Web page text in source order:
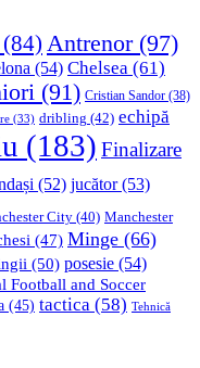
(84) Antrenor(97)
(54) Chelsea (61)
(91) Cristian Sandor (38)
(33) dribling (42) echipă
(183) Finalizare
(52) jucător(53)
City (40) Manchester
(47) Minge (66)
(50) posesie (54)
Football and Soccer
(45) tactica (58) Tehnică